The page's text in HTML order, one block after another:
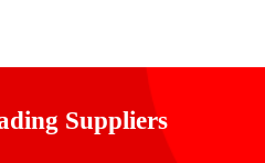
Suppliers